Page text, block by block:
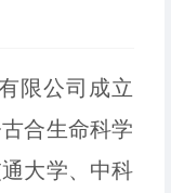
限公司成立
合生命科学
大学、中科